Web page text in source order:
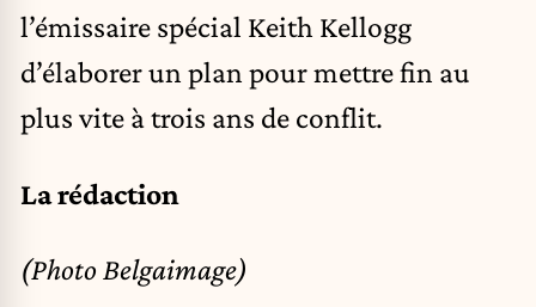
l’émissaire spécial Keith Kellogg
d’élaborer un plan pour mettre fin au
plus vite à trois ans de conflit.
La rédaction
(Photo Belgaimage)